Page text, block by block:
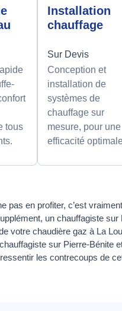
tous
Installation
chauffage
Sur Devis
Conception et
installation de
systèmes de
chauffage sur
mesure, pour une
efficacité
pas en profiter, c’est
un chauffagiste
votre chaudière gaz à La
sur Pierre-Bénite
les contrecoups de